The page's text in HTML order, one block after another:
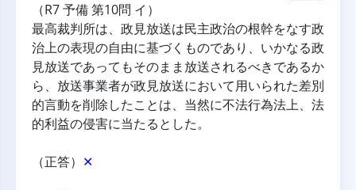
（R7 予備 第10問 イ）
最高裁判所は、政見放送は民主政治の根幹をなす政
治上の表現の自由に基づくものであり、いかなる政
見放送であってもそのまま放送されるべきであるか
ら、放送事業者が政見放送において用いられた差別
的言動を削除したことは、当然に不法行為法上、法
的利益の侵害に当たるとした。
（正答） ✕